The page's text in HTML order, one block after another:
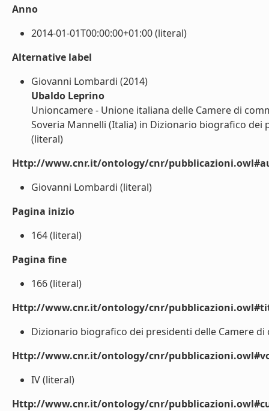
Anno
2014-01-01T00:00:00+01:00 (literal)
Alternative label
Giovanni Lombardi (2014)
Ubaldo Leprino
Unioncamere - Unione italiana delle Camere di
Soveria Mannelli (Italia) in Dizionario biografico dei
(literal)
Http://www.cnr.it/ontology/cnr/
Giovanni Lombardi (literal)
Pagina inizio
164 (literal)
Pagina fine
166 (literal)
Http://www.cnr.it/ontology/cnr/
Dizionario biografico dei presidenti delle Camere
Http://www.cnr.it/ontology/cnr/
IV (literal)
Http://www.cnr.it/ontology/cnr/